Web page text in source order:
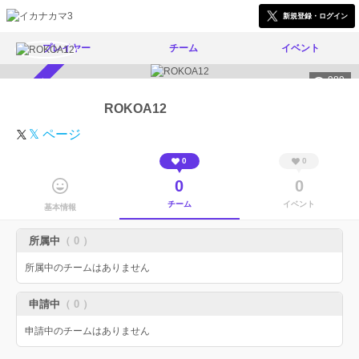
新規登録・ログイン
プレイヤー チーム イベント
989
ROKOA12
𝕏 ページ
基本情報
0
0
チーム
0
0
イベント
所属中 （ 0 ）
所属中のチームはありません
申請中 （ 0 ）
申請中のチームはありません